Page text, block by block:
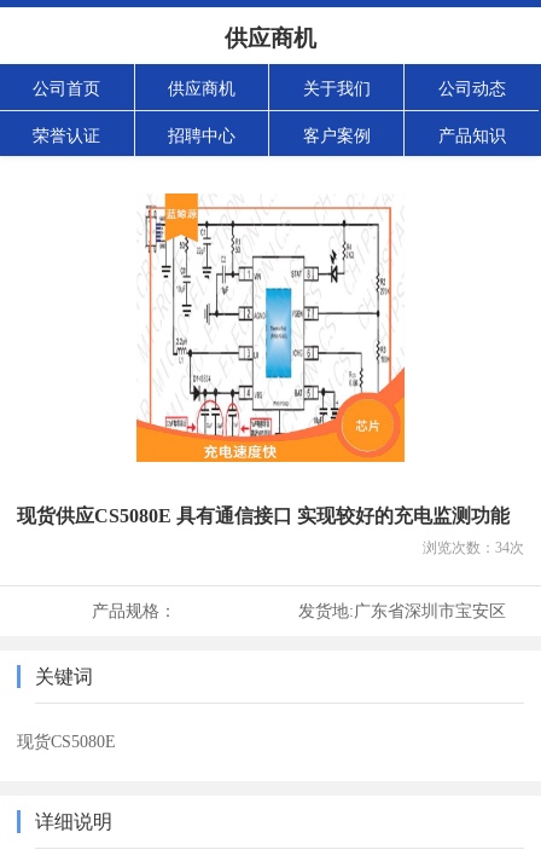
供应商机
公司首页 供应商机 关于我们 公司动态
荣誉认证 招聘中心 客户案例 产品知识
现货供应CS5080E 具有通信接口 实现较好的充电监测功能
浏览次数： 34次
产品规格： 发货地:广东省深圳市宝安区
关键词
现货CS5080E
详细说明